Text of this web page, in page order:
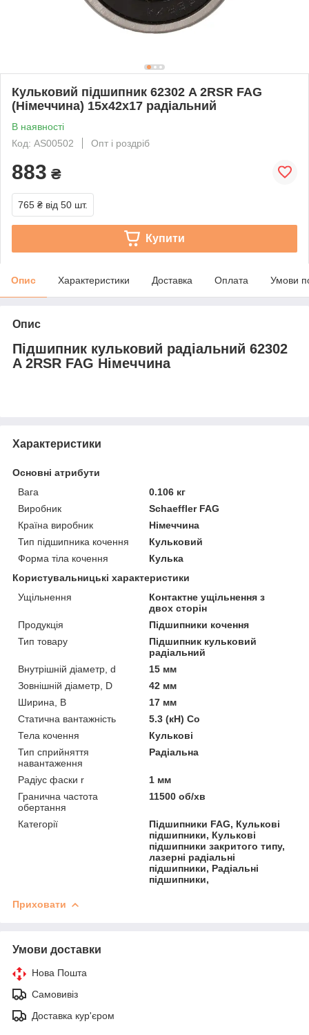
Кульковий підшипник 62302 A 2RSR FAG
(Німеччина) 15x42x17 радіальний
В наявності
Код: AS00502
Опт і роздріб
883 ₴
765 ₴ від 50 шт.
Купити
Опис Характеристики Доставка Оплата Умови
Опис
Підшипник кульковий радіальний 62302
A 2RSR FAG Німеччина
Характеристики
Основні атрибути
Вага
0.106 кг
Виробник
Schaeffler FAG
Країна виробник
Німеччина
Тип підшипника кочення
Кульковий
Форма тіла кочення
Кулька
Користувальницькі характеристики
Ущільнення
Контактне ущільнення з
двох сторін
Продукція
Підшипники кочення
Тип товару
Підшипник кульковий
радіальний
Внутрішній діаметр, d
15 мм
Зовнішній діаметр, D
42 мм
Ширина, B
17 мм
Статична вантажність
5.3 (кН) Co
Тела кочення
Кулькові
Тип сприйняття
навантаження
Радіальна
Радіус фаски r
1 мм
Гранична частота
обертання
11500 об/хв
Категорії
Підшипники FAG, Кулькові
підшипники, Кулькові
підшипники закритого типу,
лазерні радіальні
підшипники, Радіальні
підшипники,
Приховати
Умови доставки
Нова Пошта
Самовивіз
Доставка кур'єром